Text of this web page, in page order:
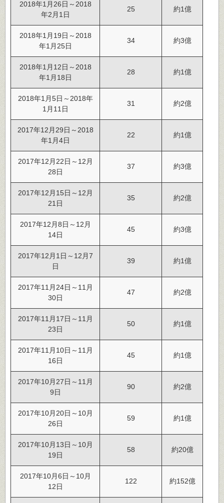
2018年1月26日～2018
年2月1日
25 約1億
2018年1月19日～2018
年1月25日
34 約3億
2018年1月12日～2018
年1月18日
28 約1億
2018年1月5日～2018年
1月11日
31 約2億
2017年12月29日～2018
年1月4日
22 約1億
2017年12月22日～12月
28日
37 約3億
2017年12月15日～12月
21日
35 約2億
2017年12月8日～12月
14日
45 約3億
2017年12月1日～12月7
日
39 約1億
2017年11月24日～11月
30日
47 約2億
2017年11月17日～11月
23日
50 約1億
2017年11月10日～11月
16日
45 約1億
2017年10月27日～11月
9日
90 約2億
2017年10月20日～10月
26日
59 約1億
2017年10月13日～10月
19日
58 約20億
2017年10月6日～10月
12日
122 約152億